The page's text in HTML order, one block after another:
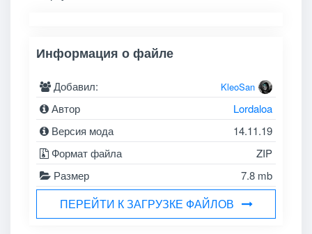
Информация о файле
Добавил: KleoSan
Автор
Lordaloa
Версия мода
14.11.19
Формат файла
ZIP
Размер
7.8 mb
ПЕРЕЙТИ К ЗАГРУЗКЕ ФАЙЛОВ